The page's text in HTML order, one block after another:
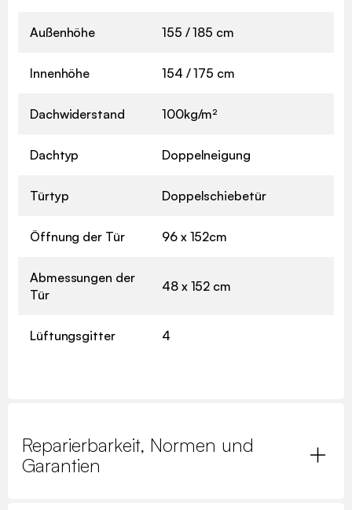
Außenhöhe 155 / 185 cm
Innenhöhe 154 / 175 cm
Dachwiderstand 100kg/m²
Dachtyp Doppelneigung
Türtyp Doppelschiebetür
Öffnung der Tür 96 x 152cm
Abmessungen der
Tür
48 x 152 cm
Lüftungsgitter 4
Reparierbarkeit, Normen und
Garantien